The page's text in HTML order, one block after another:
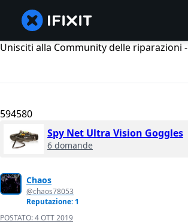
Unisciti alla Community delle riparazioni -
594580
Spy Net Ultra Vision Goggles
6 domande
Chaos
@chaos78053
Reputazione: 1
POSTATO:4 OTT 2019